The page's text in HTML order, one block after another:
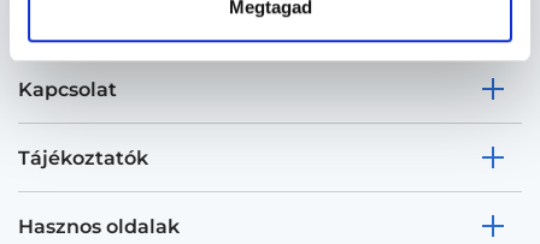
Megtagad
Kapcsolat
Tájékoztatók
Hasznos oldalak